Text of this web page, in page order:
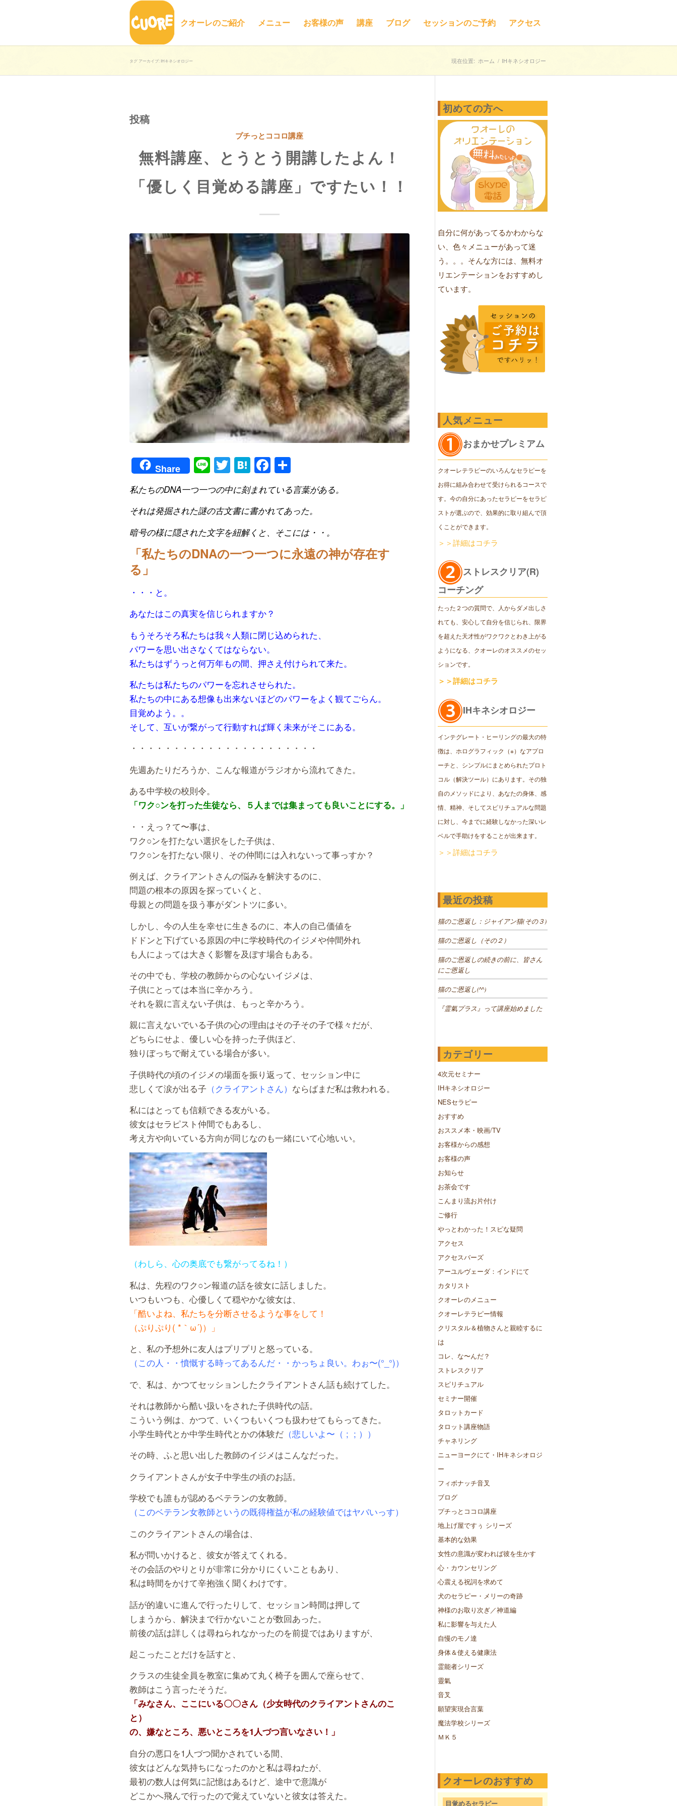
クオーレのご紹介 メニュー お客様の声 講座 ブログ セッションのご予約 アクセス
タグ アーカイブ: IHキネシオロジー 現在位置: ホーム / IHキネシオロジー
投稿
プチっとココロ講座
無料講座、とうとう開講したよん！
「優しく目覚める講座」ですたい！！
Share LineTwitter
HatenaFacebook
有
私たちのDNA一つ一つの中に刻まれている言葉がある。
それは発掘された謎の古文書に書かれてあった。
暗号の様に隠された文字を紐解くと、そこには・・。
「私たちのDNAの一つ一つに永遠の神が存在す
る」
・・・と。
あなたはこの真実を信じられますか？
もうそろそろ私たちは我々人類に閉じ込められた、
パワーを思い出さなくてはならない。
私たちはずうっと何万年もの間、押さえ付けられて来た。
私たちは私たちのパワーを忘れさせられた。
私たちの中にある想像も出来ないほどのパワーをよく観てごらん。
目覚めよう。。
そして、互いが繋がって行動すれば輝く未来がそこにある。
・・・・・・・・・・・・・・・・・・・・・・
先週あたりだろうか、こんな報道がラジオから流れてきた。
ある中学校の校則令。
「ワク○ンを打った生徒なら、５人までは集まっても良いことにする。」
・・えっ？て〜事は、
ワク○ンを打たない選択をした子供は、
ワク○ンを打たない限り、その仲間には入れないって事っすか？
例えば、クライアントさんの悩みを解決するのに、
問題の根本の原因を探っていくと、
母親との問題を扱う事がダントツに多い。
しかし、今の人生を幸せに生きるのに、本人の自己価値を
ドドンと下げている原因の中に学校時代のイジメや仲間外れ
も人によっては大きく影響を及ぼす場合もある。
その中でも、学校の教師からの心ないイジメは、
子供にとっては本当に辛かろう。
それを親に言えない子供は、もっと辛かろう。
親に言えないでいる子供の心の理由はその子その子で様々だが、
どちらにせよ、優しい心を持った子供ほど、
独りぼっちで耐えている場合が多い。
子供時代の頃のイジメの場面を振り返って、セッション中に
悲しくて涙が出る子 （クライアントさん） ならばまだ私は救われる。
私にはとっても信頼できる友がいる。
彼女はセラピスト仲間でもあるし、
考え方や向いている方向が同じなのも一緒にいて心地いい。
（わしら、心の奥底でも繋がってるね！）
私は、先程のワク○ン報道の話を彼女に話しました。
いつもいつも、心優しくて穏やかな彼女は、
「酷いよね、私たちを分断させるような事をして！
（ぷりぷり( *｀ω´)）」
と、私の予想外に友人はプリプリと怒っている。
（この人・・憤慨する時ってあるんだ・・かっちょ良い。わぉ〜(°_°)）
で、私は、かつてセッションしたクライアントさん話も続けてした。
それは教師から酷い扱いをされた子供時代の話。
こういう例は、かつて、いくつもいくつも扱わせてもらってきた。
小学生時代とか中学生時代とかの体験だ （悲しいよ〜（ ; ; ））
その時、ふと思い出した教師のイジメはこんなだった。
クライアントさんが女子中学生の頃のお話。
学校でも誰もが認めるベテランの女教師。
（このベテラン女教師というの既得権益が私の経験値ではヤバいっす）
このクライアントさんの場合は、
私が問いかけると、彼女が答えてくれる。
その会話のやりとりが非常に分かりにくいこともあり、
私は時間をかけて辛抱強く聞くわけです。
話が的違いに進んで行ったりして、セッション時間は押して
しまうから、解決まで行かないことが数回あった。
前後の話は詳しくは尋ねられなかったのを前提ではありますが、
起こったことだけを話すと、
クラスの生徒全員を教室に集めて丸く椅子を囲んで座らせて、
教師はこう言ったそうだ。
「みなさん、ここにいる〇〇さん（少女時代のクライアントさんのこ
と）
の、嫌なところ、悪いところを1人づつ言いなさい！」
自分の悪口を1人づつ聞かされている間、
彼女はどんな気持ちになったのかと私は尋ねたが、
最初の数人は何気に記憶はあるけど、途中で意識が
どこかへ飛んで行ったので覚えていないと彼女は答えた。
初めての方へ
自分に何があってるかわからな
い、色々メニューがあって迷
う。。。そんな方には、無料オ
リエンテーションをおすすめし
ています。
人気メニュー
おまかせプレミアム
クオーレテラピーのいろんなセラピーを
お得に組み合わせて受けられるコースで
す。今の自分にあったセラピーをセラピ
ストが選ぶので、効果的に取り組んで頂
くことができます。
＞＞詳細はコチラ
ストレスクリア(R)
コーチング
たった２つの質問で、人からダメ出しさ
れても、安心して自分を信じられ、限界
を超えた天才性がワクワクとわき上がる
ようになる、クオーレのオススメのセッ
ションです。
＞＞詳細はコチラ
IHキネシオロジー
インテグレート・ヒーリングの最大の特
徴は、ホログラフィック（※）なアプロ
ーチと、シンプルにまとめられたプロト
コル（解決ツール）にあります。その独
自のメソッドにより、あなたの身体、感
情、精神、そしてスピリチュアルな問題
に対し、今までに経験しなかった深いレ
ベルで手助けをすることが出来ます。
＞＞詳細はコチラ
最近の投稿
猫のご恩返し：ジャイアン猫(その３)
猫のご恩返し（その２）
猫のご恩返しの続きの前に、皆さん
にご恩返し
猫のご恩返し(^^)
『霊氣プラス』って講座始めました
カテゴリー
4次元セミナー
IHキネシオロジー
NESセラピー
おすすめ
おススメ本・映画/TV
お客様からの感想
お客様の声
お知らせ
お茶会です
こんまり流お片付け
ご修行
やっとわかった！スピな疑問
アクセス
アクセスバーズ
アーユルヴェーダ：インドにて
カタリスト
クオーレのメニュー
クオーレテラピー情報
クリスタル＆植物さんと親睦するに
は
コレ、な〜んだ？
ストレスクリア
スピリチュアル
セミナー開催
タロットカード
タロット講座物語
チャネリング
ニューヨークにて・IHキネシオロジ
ー
フィボナッチ音叉
ブログ
プチっとココロ講座
地上げ屋ですぅ シリーズ
基本的な効果
女性の意識が変われば彼を生かす
心・カウンセリング
心震える祝詞を求めて
犬のセラピー・メリーの奇跡
神様のお取り次ぎ／神道編
私に影響を与えた人
自慢のモノ達
身体＆使える健康法
霊能者シリーズ
靈氣
音叉
願望実現合言葉
魔法学校シリーズ
ＭＫ５
クオーレのおすすめ
目覚めるセラピー